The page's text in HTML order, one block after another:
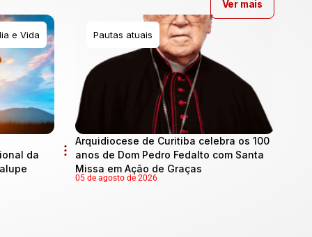
e Vida
da
Pautas atuais
Arquidiocese de Curitiba celebra os 100
anos de Dom Pedro Fedalto com Santa
Missa em Ação de Graças
05 de agosto de 2026
Ver mais